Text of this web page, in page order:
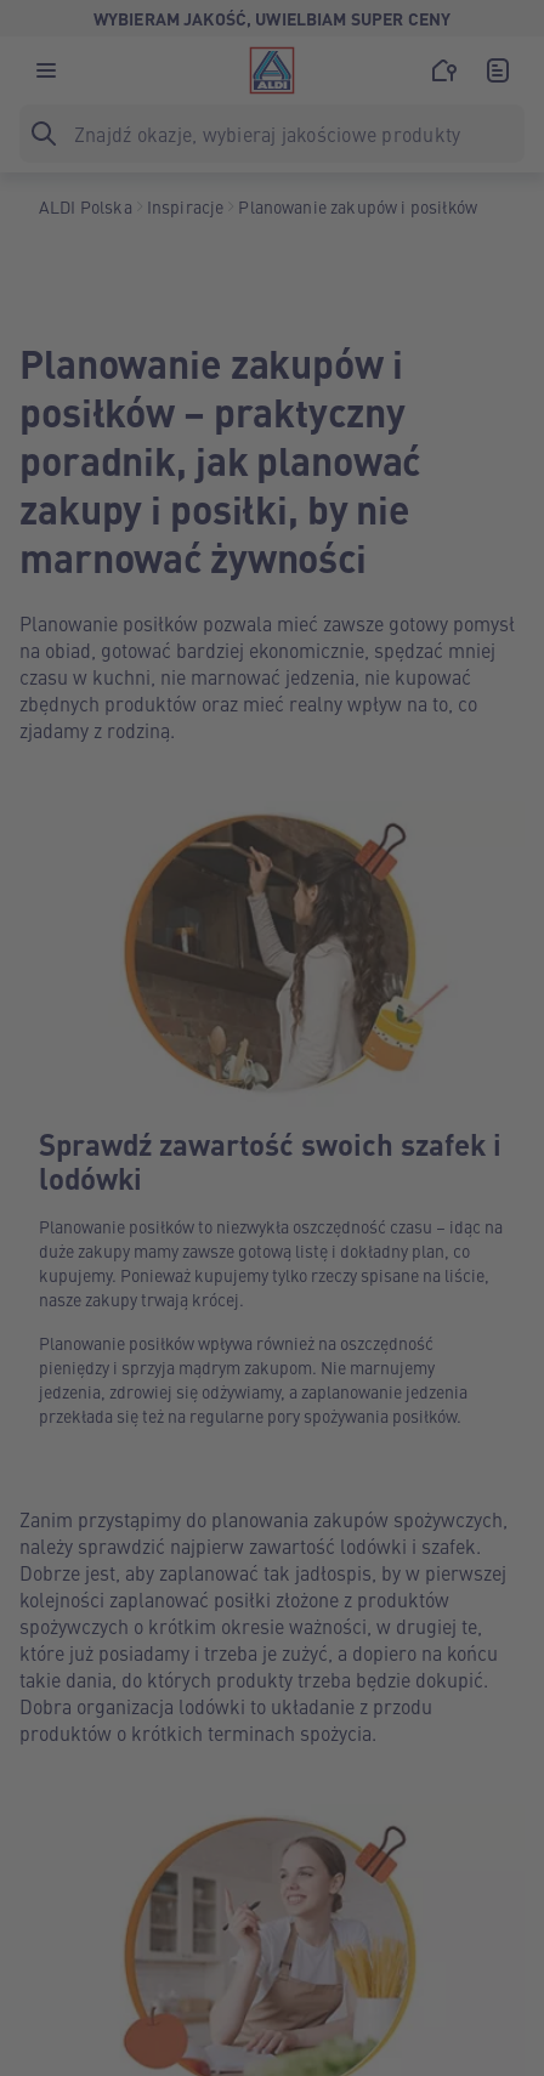
WYBIERAM JAKOŚĆ, UWIELBIAM SUPER CENY
ALDI Polska Inspiracje Planowanie zakupów i posiłków
Planowanie zakupów i
posiłków – praktyczny
poradnik, jak planować
zakupy i posiłki, by nie
marnować żywności
Planowanie posiłków pozwala mieć zawsze gotowy pomysł
na obiad, gotować bardziej ekonomicznie, spędzać mniej
czasu w kuchni, nie marnować jedzenia, nie kupować
zbędnych produktów oraz mieć realny wpływ na to, co
zjadamy z rodziną.
Sprawdź zawartość swoich szafek i
lodówki
Planowanie posiłków to niezwykła oszczędność czasu – idąc na
duże zakupy mamy zawsze gotową listę i dokładny plan, co
kupujemy. Ponieważ kupujemy tylko rzeczy spisane na liście,
nasze zakupy trwają krócej.
Planowanie posiłków wpływa również na oszczędność
pieniędzy i sprzyja mądrym zakupom. Nie marnujemy
jedzenia, zdrowiej się odżywiamy, a zaplanowanie jedzenia
przekłada się też na regularne pory spożywania posiłków.
Zanim przystąpimy do planowania zakupów spożywczych,
należy sprawdzić najpierw zawartość lodówki i szafek.
Dobrze jest, aby zaplanować tak jadłospis, by w pierwszej
kolejności zaplanować posiłki złożone z produktów
spożywczych o krótkim okresie ważności, w drugiej te,
które już posiadamy i trzeba je zużyć, a dopiero na końcu
takie dania, do których produkty trzeba będzie dokupić.
Dobra organizacja lodówki to układanie z przodu
produktów o krótkich terminach spożycia.